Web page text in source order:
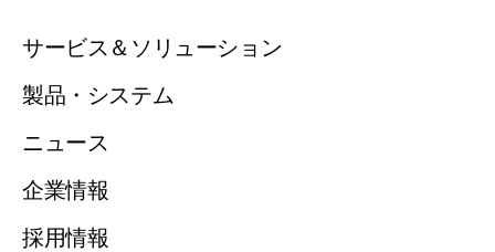
サービス＆ソリューション
製品・システム
ニュース
企業情報
採用情報